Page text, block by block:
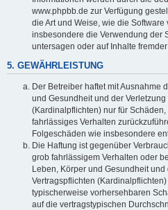
www.phpbb.de zur Verfügung
die Art und Weise, wie die
insbesondere die Verwendung der
untersagen oder auf Inhalte
5. GEWÄHRLEISTUNG
Der Betreiber haftet mit Ausnahme
und Gesundheit und der
(Kardinalpflichten) nur für
fahrlässiges Verhalten
Folgeschäden wie insbesondere
Die Haftung ist gegenüber
grob fahrlässigem Verhalten oder
Leben, Körper und Gesundheit
Vertragspflichten
typischerweise vorhersehbaren
auf die vertragstypischen